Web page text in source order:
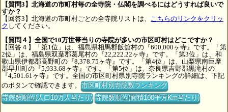
【質問3】北海道の市町村毎の全寺院・仏閣を調べるにはどうすれば良いで
すか？
【回答3】北海道の市町村ごとの全寺院リストは、 こちらのリンクをクリッ
ク してください。
【質問４】全国で10万世帯当りの寺院が多いの市区町村はどこですか？
【回答４】「第1位」は、福島県相馬郡飯舘村の『600,000ヶ寺』です。「第
2位」は、福島県双葉郡葛尾村の『22,222.22ヶ寺』です。「第3位」は、和
歌山県伊都郡高野町の『8,378.75ヶ寺』です。「第4位」は、山梨県南巨摩
郡早川町の『5,933.68ヶ寺』です。「第5位」は、奈良県吉野郡黒滝村の
『4,501.61ヶ寺』です。全国の市区町村県別寺院ランキングの詳細は、下記
のボタンで確認できます。市区町村別寺院数ランキング
寺院数順位(人口10万人当たり) 寺院数順位(面積100平方Km当たり)